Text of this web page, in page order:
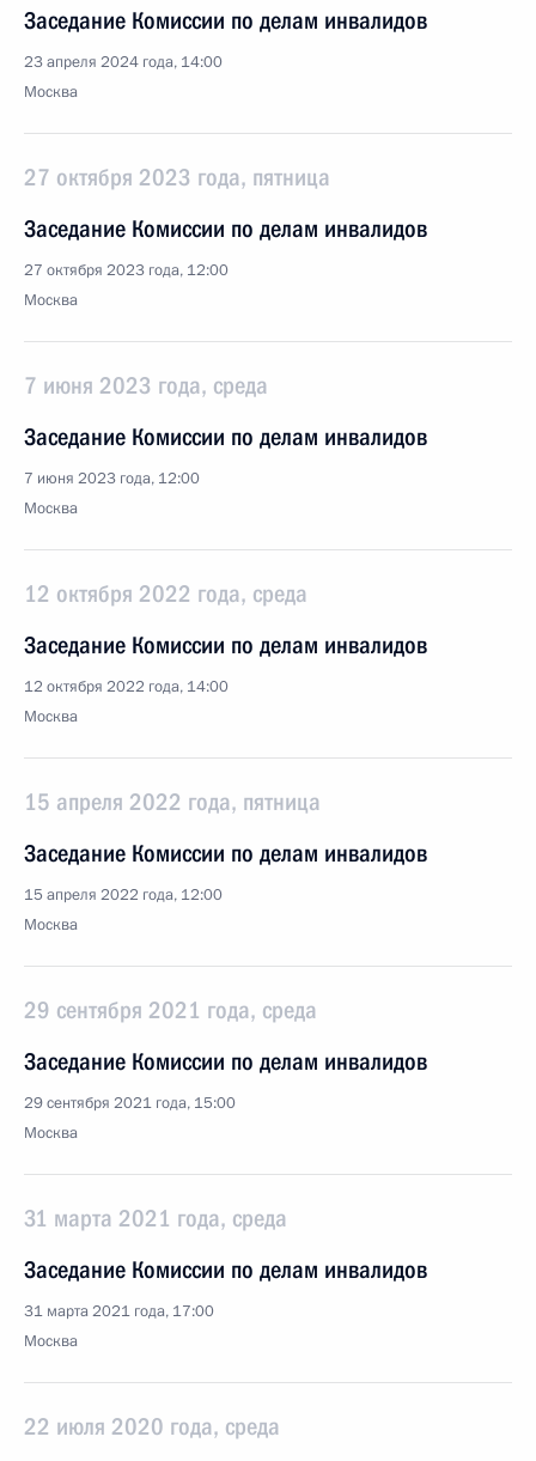
Заседание Комиссии по делам инвалидов
23 апреля 2024 года, 14:00
Москва
27 октября 2023 года, пятница
Заседание Комиссии по делам инвалидов
27 октября 2023 года, 12:00
Москва
7 июня 2023 года, среда
Заседание Комиссии по делам инвалидов
7 июня 2023 года, 12:00
Москва
12 октября 2022 года, среда
Заседание Комиссии по делам инвалидов
12 октября 2022 года, 14:00
Москва
15 апреля 2022 года, пятница
Заседание Комиссии по делам инвалидов
15 апреля 2022 года, 12:00
Москва
29 сентября 2021 года, среда
Заседание Комиссии по делам инвалидов
29 сентября 2021 года, 15:00
Москва
31 марта 2021 года, среда
Заседание Комиссии по делам инвалидов
31 марта 2021 года, 17:00
Москва
22 июля 2020 года, среда